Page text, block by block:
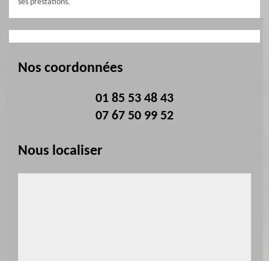
ses prestations.
Nos coordonnées
01 85 53 48 43
07 67 50 99 52
Nous localiser